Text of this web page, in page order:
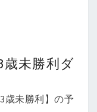
歳未勝利ダ
歳未勝利】の予